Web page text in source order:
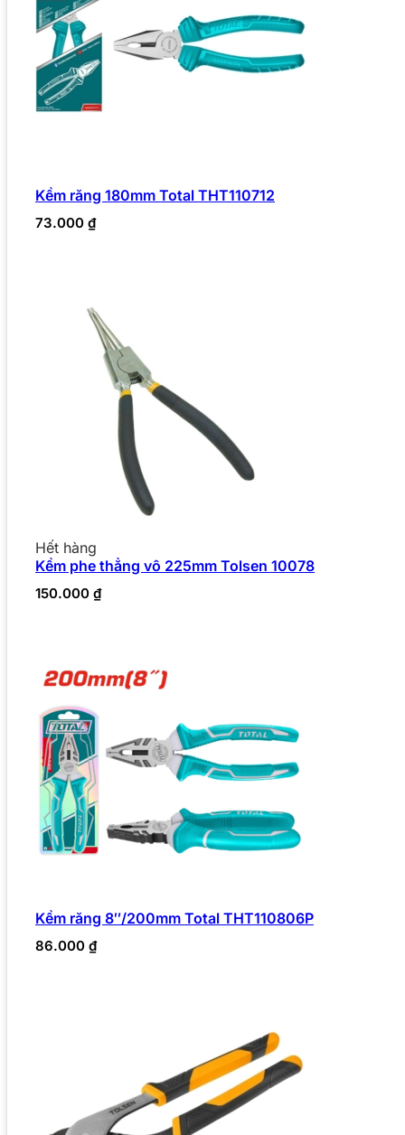
Kềm răng 180mm Total THT110712
73.000 ₫
Hết hàng
Kềm phe thẳng vô 225mm Tolsen 10078
150.000 ₫
Kềm răng 8″/200mm Total THT110806P
86.000 ₫